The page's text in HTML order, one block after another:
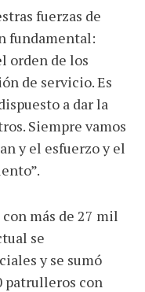
fuerzas de
fundamental:
orden de los
de servicio. Es
a dar la
Siempre vamos
y el esfuerzo y el
más de 27 mil
se
y se sumó
patrulleros con